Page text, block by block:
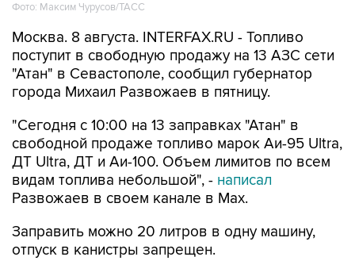
Фото: Максим Чурусов/ТАСС
Москва. 8 августа. INTERFAX.RU - Топливо
поступит в свободную продажу на 13 АЗС сети
"Атан" в Севастополе, сообщил губернатор
города Михаил Развожаев в пятницу.
"Сегодня с 10:00 на 13 заправках "Атан" в
свободной продаже топливо марок Аи-95 Ultra,
ДТ Ultra, ДТ и Аи-100. Объем лимитов по всем
видам топлива небольшой", - написал
Развожаев в своем канале в Max.
Заправить можно 20 литров в одну машину,
отпуск в канистры запрещен.